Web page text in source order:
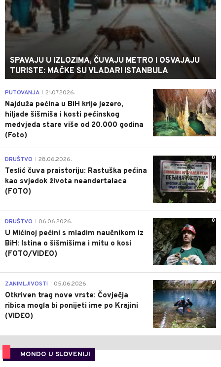
SPAVAJU U IZLOZIMA, ČUVAJU METRO I OSVAJAJU
TURISTE: MAČKE SU VLADARI ISTANBULA
0
PUTOVANJA 21.07.2026.
Najduža pećina u BiH krije jezero,
hiljade šišmiša i kosti pećinskog
medvjeda stare više od 20.000 godina
(Foto)
0
DRUŠTVO 28.06.2026.
Teslić čuva praistoriju: Rastuška pećina
kao svjedok života neandertalaca
(FOTO)
0
DRUŠTVO 06.06.2026.
U Mićinoj pećini s mladim naučnikom iz
BiH: Istina o šišmišima i mitu o kosi
(FOTO/VIDEO)
0
ZANIMLJIVOSTI 05.06.2026.
Otkriven trag nove vrste: Čovječja
ribica mogla bi ponijeti ime po Krajini
(VIDEO)
MONDO U SLOVENIJI